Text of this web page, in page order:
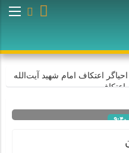
اعتکاف امام شهید آیت‌الله
سید علی خامنه‌ای به یک
تبدیل شد